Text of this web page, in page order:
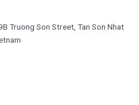
Truong Son Street, Tan Son Nhat